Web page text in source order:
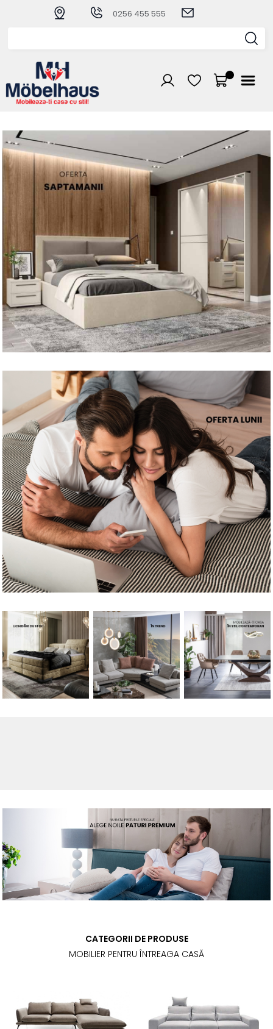
0256 455 555
CATEGORII DE PRODUSE
MOBILIER PENTRU ÎNTREAGA CASĂ